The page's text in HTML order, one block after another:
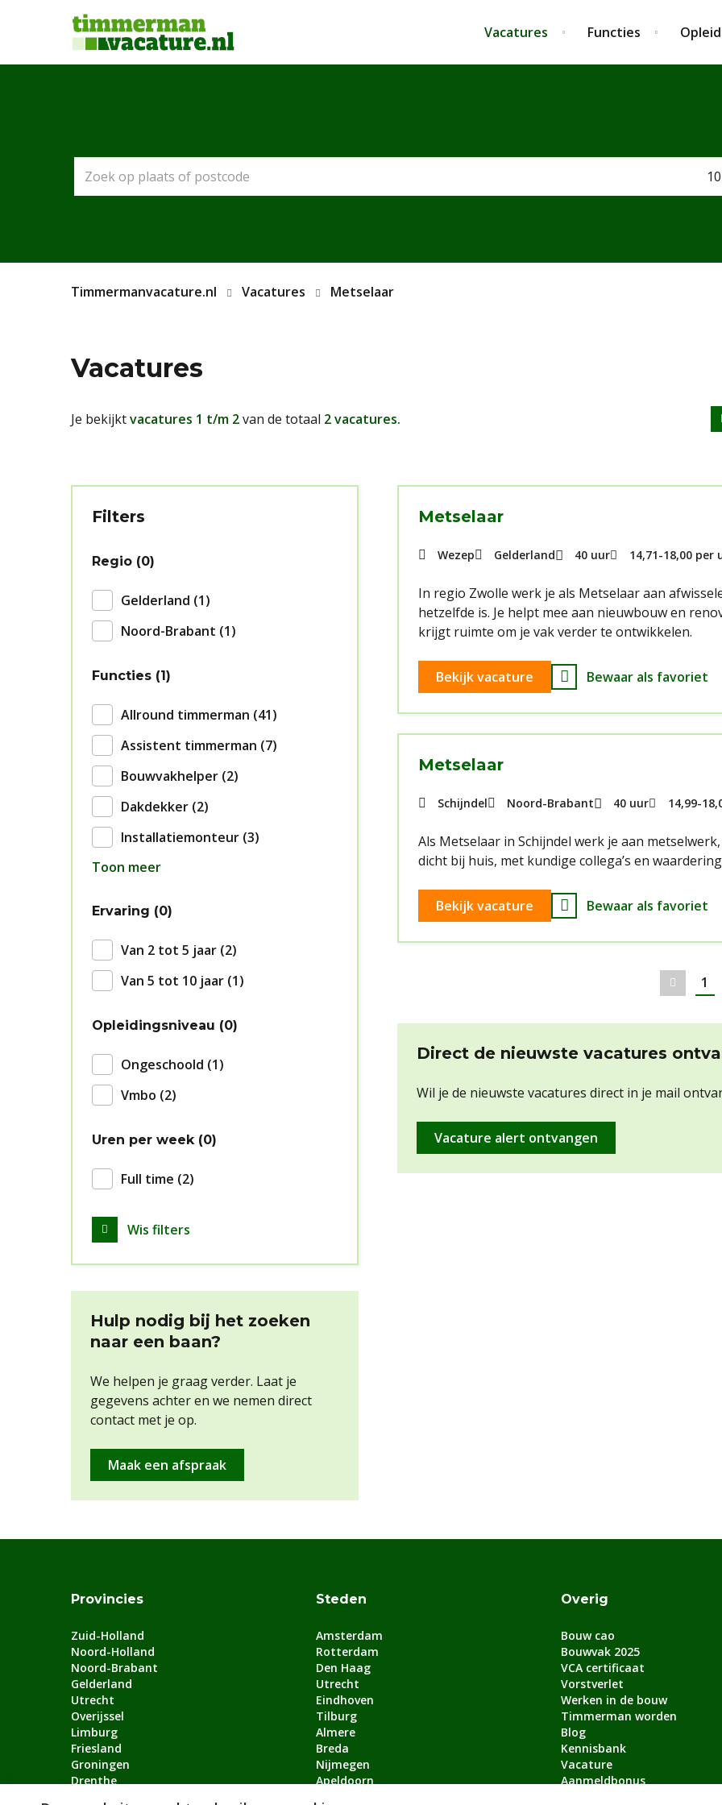
Vacatures Functies
Timmermanvacature.nl Vacatures Metselaar
Vacatures
Je bekijktvacatures 1 t/m 2van de totaal 2 vacatures.
Filters
Regio 0
Gelderland 1
Noord-Brabant 1
Functies 1
Allround timmerman 41
Assistent timmerman 7
Bouwvakhelper 2
Dakdekker 2
Installatiemonteur 3
Toon meer
Ervaring 0
Van 2 tot 5 jaar 2
Van 5 tot 10 jaar 1
Opleidingsniveau 0
Ongeschoold 1
Vmbo 2
Uren per week 0
Full time 2
Wis filters
Hulp nodig bij het zoeken
naar een baan?
We helpen je graag verder. Laat je
gegevens achter en we nemen direct
contact met je op.
Maak een afspraak
Metselaar
Wezep Gelderland 40 uur 14,71-18,00 per
In regio Zwolle werk je als Metselaar aan
hetzelfde is. Je helpt mee aan nieuwbouw en
krijgt ruimte om je vak verder te ontwikkelen.
Bekijk vacature Bewaar als favoriet
Metselaar
Schijndel Noord-Brabant 40 uur 14,99-
Als Metselaar in Schijndel werk je aan
dicht bij huis, met kundige collega’s en
Bekijk vacature Bewaar als favoriet
Vorige
1
Direct de nieuwste vacatures
Wil je de nieuwste vacatures direct in je mail
Vacature alert ontvangen
Provincies
Zuid-Holland
Noord-Holland
Noord-Brabant
Gelderland
Utrecht
Overijssel
Limburg
Friesland
Groningen
Drenthe
Steden
Amsterdam
Rotterdam
Den Haag
Utrecht
Eindhoven
Tilburg
Almere
Breda
Nijmegen
Apeldoorn
Overig
Bouw cao
Bouwvak 2025
VCA certificaat
Vorstverlet
Werken in de bouw
Timmerman worden
Blog
Kennisbank
Vacature
Aanmeldbonus